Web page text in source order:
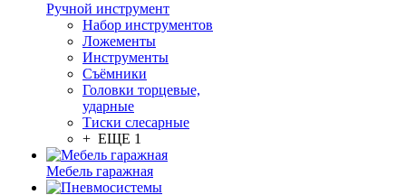
Ручной инструмент
Набор инструментов
Ложементы
Инструменты
Съёмники
Головки торцевые,
ударные
Тиски слесарные
+ ЕЩЕ 1
Мебель гаражная